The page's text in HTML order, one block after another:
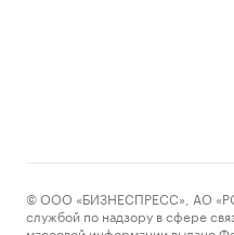
© ООО «БИЗНЕСПРЕСС», АО
службой по надзору в сфере